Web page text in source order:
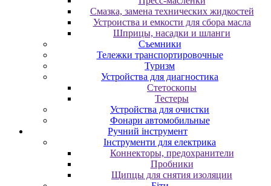
Смазка, замена технических жидкостей
Устроиства и емкости для сбора масла
Шприцы, насадки и шланги
Съемники
Тележки транспортировочные
Туризм
Устройства для диагностика
Стетоскопы
Тестеры
Устройства для очистки
Фонари автомобильные
Ручний інструмент
Інструменти для електрика
Коннекторы, предохранители
Пробники
Щипцы для снятия изоляции